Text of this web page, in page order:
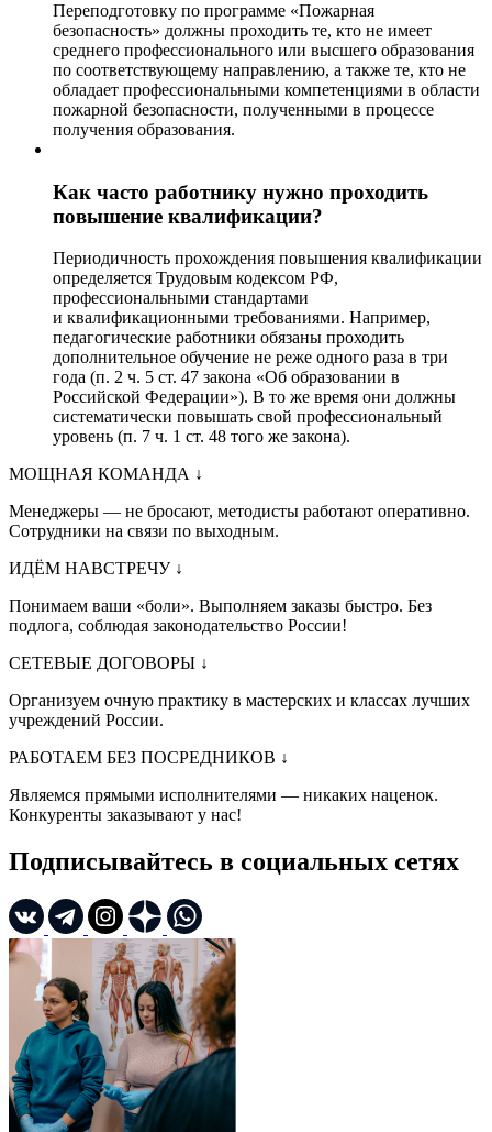
Переподготовку по программе «Пожарная
безопасность» должны проходить те, кто не имеет
среднего профессионального или высшего образования
по соответствующему направлению, а также те, кто не
обладает профессиональными компетенциями в области
пожарной безопасности, полученными в процессе
получения образования.
Как часто работнику нужно проходить
повышение квалификации?
Периодичность прохождения повышения квалификации
определяется Трудовым кодексом РФ,
профессиональными стандартами
и квалификационными требованиями. Например,
педагогические работники обязаны проходить
дополнительное обучение не реже одного раза в три
года (п. 2 ч. 5 ст. 47 закона «Об образовании в
Российской Федерации»). В то же время они должны
систематически повышать свой профессиональный
уровень (п. 7 ч. 1 ст. 48 того же закона).
МОЩНАЯ КОМАНДА ↓
Менеджеры — не бросают, методисты работают оперативно.
Сотрудники на связи по выходным.
ИДЁМ НАВСТРЕЧУ ↓
Понимаем ваши «боли». Выполняем заказы быстро. Без
подлога, соблюдая законодательство России!
СЕТЕВЫЕ ДОГОВОРЫ ↓
Организуем очную практику в мастерских и классах лучших
учреждений России.
РАБОТАЕМ БЕЗ ПОСРЕДНИКОВ ↓
Являемся прямыми исполнителями — никаких наценок.
Конкуренты заказывают у нас!
Подписывайтесь в социальных сетях